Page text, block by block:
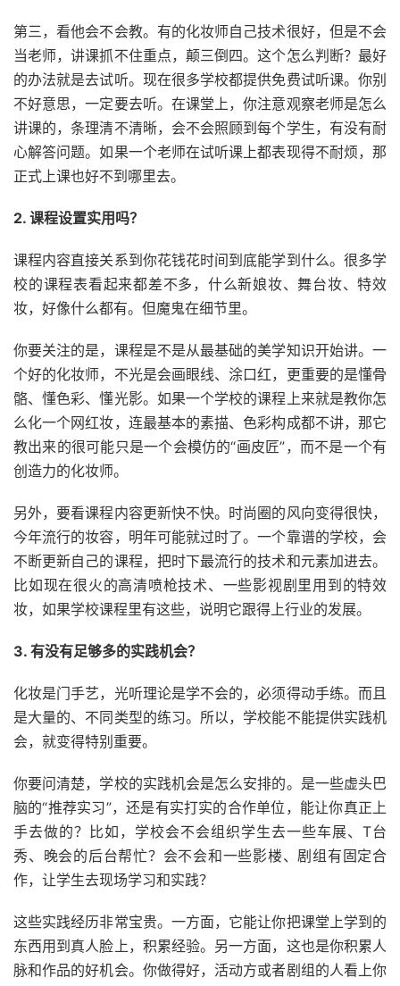
第三，看他会不会教。有的化妆师自己技术很好，但是不会
当老师，讲课抓不住重点，颠三倒四。这个怎么判断？最好
的办法就是去试听。现在很多学校都提供免费试听课。你别
不好意思，一定要去听。在课堂上，你注意观察老师是怎么
讲课的，条理清不清晰，会不会照顾到每个学生，有没有耐
心解答问题。如果一个老师在试听课上都表现得不耐烦，那
正式上课也好不到哪里去。
2. 课程设置实用吗？
课程内容直接关系到你花钱花时间到底能学到什么。很多学
校的课程表看起来都差不多，什么新娘妆、舞台妆、特效
妆，好像什么都有。但魔鬼在细节里。
你要关注的是，课程是不是从最基础的美学知识开始讲。一
个好的化妆师，不光是会画眼线、涂口红，更重要的是懂骨
骼、懂色彩、懂光影。如果一个学校的课程上来就是教你怎
么化一个网红妆，连最基本的素描、色彩构成都不讲，那它
教出来的很可能只是一个会模仿的“画皮匠”，而不是一个有
创造力的化妆师。
另外，要看课程内容更新快不快。时尚圈的风向变得很快，
今年流行的妆容，明年可能就过时了。一个靠谱的学校，会
不断更新自己的课程，把时下最流行的技术和元素加进去。
比如现在很火的高清喷枪技术、一些影视剧里用到的特效
妆，如果学校课程里有这些，说明它跟得上行业的发展。
3. 有没有足够多的实践机会？
化妆是门手艺，光听理论是学不会的，必须得动手练。而且
是大量的、不同类型的练习。所以，学校能不能提供实践机
会，就变得特别重要。
你要问清楚，学校的实践机会是怎么安排的。是一些虚头巴
脑的“推荐实习”，还是有实打实的合作单位，能让你真正上
手去做的？比如，学校会不会组织学生去一些车展、T台
秀、晚会的后台帮忙？会不会和一些影楼、剧组有固定合
作，让学生去现场学习和实践？
这些实践经历非常宝贵。一方面，它能让你把课堂上学到的
东西用到真人脸上，积累经验。另一方面，这也是你积累人
脉和作品的好机会。你做得好，活动方或者剧组的人看上你